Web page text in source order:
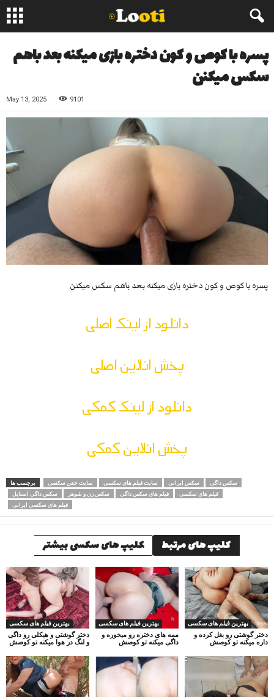
پسره با کوص و کون دختره بازی میکنه بعد باهم
سکس میکنن
May 13, 2025 9101
پسره با کوص و کون دختره بازی میکنه بعد باهم سکس میکنن
دانلود از لینک اصلی
پخش انلاین اصلی
دانلود از لینک کمکی
پخش انلاین کمکی
برچسب ها سایت خفن سکسی سایت فیلم های سکسی سکس ایرانی
سکس داگی
سکس داگی استایل
سکس زن و شوهر فیلم های سکس داگی
فیلم های سکسی
فیلم های سکسی ایرانی
کلیپ های مرتبط کلیپ های سکسی بیشتر
بهترین فیلم های سکسی
دختر گوشتی و هیکلی رو داگی
و لنگ در هوا میکنه تو کوصش
بهترین فیلم های سکسی
ممه های دختره رو میخوره و
داگی میکنه تو کوصش
بهترین فیلم های سکسی
دختر گوشتی رو بغل کرده و
داره میکنه تو کوصش